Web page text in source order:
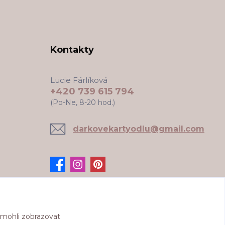
Kontakty
Lucie Fárlíková
+420 739 615 794
(Po-Ne, 8-20 hod.)
darkovekartyodlu@gmail.com
zobrazovat